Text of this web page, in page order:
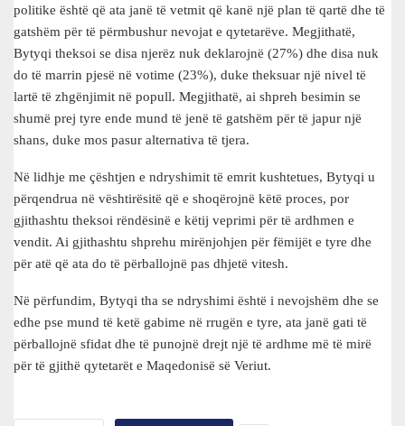
politike është që ata janë të vetmit që kanë një plan të qartë dhe të
gatshëm për të përmbushur nevojat e qytetarëve. Megjithatë,
Bytyqi theksoi se disa njerëz nuk deklarojnë (27%) dhe disa nuk
do të marrin pjesë në votime (23%), duke theksuar një nivel të
lartë të zhgënjimit në popull. Megjithatë, ai shpreh besimin se
shumë prej tyre ende mund të jenë të gatshëm për të japur një
shans, duke mos pasur alternativa të tjera.
Në lidhje me çështjen e ndryshimit të emrit kushtetues, Bytyqi u
përqendrua në vështirësitë që e shoqërojnë këtë proces, por
gjithashtu theksoi rëndësinë e këtij veprimi për të ardhmen e
vendit. Ai gjithashtu shprehu mirënjohjen për fëmijët e tyre dhe
për atë që ata do të përballojnë pas dhjetë vitesh.
Në përfundim, Bytyqi tha se ndryshimi është i nevojshëm dhe se
edhe pse mund të ketë gabime në rrugën e tyre, ata janë gati të
përballojnë sfidat dhe të punojnë drejt një të ardhme më të mirë
për të gjithë qytetarët e Maqedonisë së Veriut.